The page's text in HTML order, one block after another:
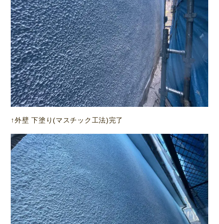
↑外壁 下塗り(マスチック工法)完了